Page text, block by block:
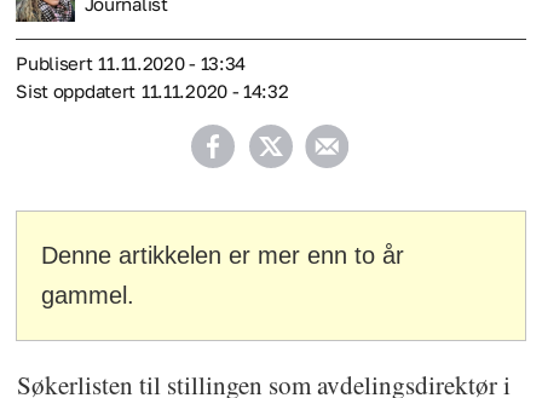
Publisert
11.11.2020 - 13:34
Sist oppdatert
11.11.2020 - 14:32
Denne artikkelen er mer enn to år
gammel.
Søkerlisten til stillingen som avdelingsdirektør i